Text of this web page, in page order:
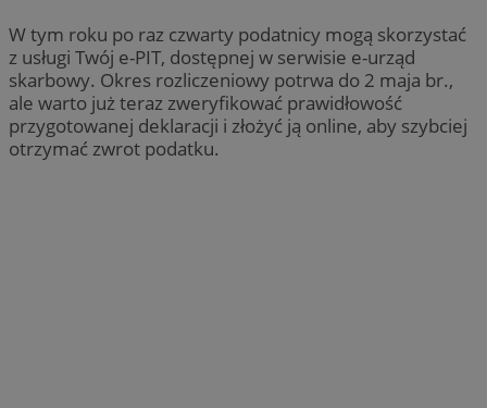
W tym roku po raz czwarty podatnicy mogą skorzystać
z usługi Twój e-PIT, dostępnej w serwisie e-urząd
skarbowy. Okres rozliczeniowy potrwa do 2 maja br.,
ale warto już teraz zweryfikować prawidłowość
przygotowanej deklaracji i złożyć ją online, aby szybciej
otrzymać zwrot podatku.